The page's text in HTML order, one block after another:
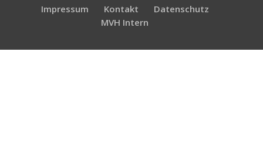
Impressum Kontakt
Datenschutz
MVH Intern